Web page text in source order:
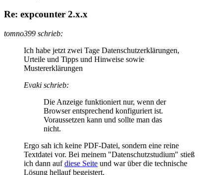
Re: expcounter 2.x.x
tomno399 schrieb:
Ich habe jetzt zwei Tage Datenschutzerklärungen,
Urteile und Tipps und Hinweise sowie
Mustererklärungen
Evaki schrieb:
Die Anzeige funktioniert nur, wenn der
Browser entsprechend konfiguriert ist.
Voraussetzen kann und sollte man das
nicht.
Ergo sah ich keine PDF-Datei, sondern eine reine
Textdatei vor. Bei meinem "Datenschutzstudium" stieß
ich dann aufdiese Seite und war über die technische
Lösung hellauf begeistert.